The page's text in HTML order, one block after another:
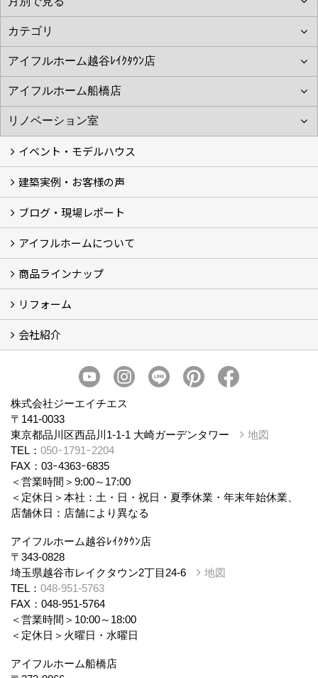
イベント・モデルハウス
イベント
モデルハウス見学
建築実例・お客様の声
建築実例
お客様の声
ブログ・現場レポート
ブログ
現場レポート
アイフルホームについて
アイフルホームについて (5)
商品ラインナップ
商品ラインナップ
リフォーム
まるごと断熱リフォーム
イベント情報
施工事例
会社紹介
スタッフ紹介
個人情報保護方針
株式会社ジーエイチエス
〒141-0033
東京都品川区西品川1-1-1 大崎ガーデンタワー
地図
TEL： 050ｰ1791ｰ2204
FAX：03ｰ4363ｰ6835
＜営業時間＞9:00～17:00
＜定休日＞本社：土・日・祝日・夏季休業・年末年始休業、
店舗休日：店舗により異なる
アイフルホーム越谷ﾚｲｸﾀｳﾝ店
〒343-0828
埼玉県越谷市レイクタウン2丁目24-6
地図
TEL： 048-951-5763
FAX：048-951-5764
＜営業時間＞10:00～18:00
＜定休日＞火曜日・水曜日
アイフルホーム船橋店